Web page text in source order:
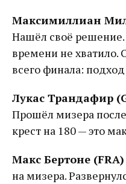
Максимиллиан
Нашёл своё
времени не хватило.
всего финала:
Лукас Трандафир
Прошёл мизера
крест на 180 — это
Макс Бертоне (FRA)
на мизера.